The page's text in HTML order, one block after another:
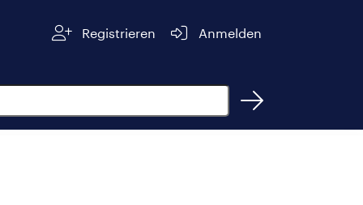
Registrieren Anmelden